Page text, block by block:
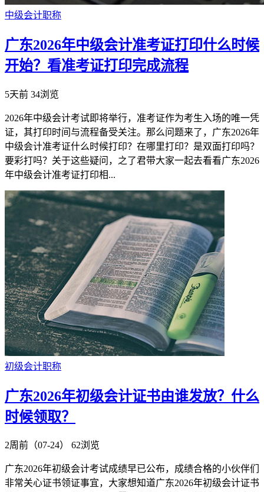
中级会计职称
广东2026年中级会计准考证打印什么时候
开始？看准考证打印完成流程
5天前 34浏览
2026年中级会计考试即将举行，准考证作为考生入场的唯一凭
证，其打印时间与流程备受关注。那么问题来了，广东2026年
中级会计准考证什么时候打印？在哪里打印？是双面打印吗？
要彩打吗？关于这些疑问，之了君带大家一起去看看广东2026
年中级会计准考证打印相...
初级会计职称
广东2026年初级会计证书由谁发放？什么
时候领取？
2周前（07-24） 62浏览
广东2026年初级会计考试成绩早已公布，成绩合格的小伙伴们
非常关心证书领证事宜，大家想知道广东2026年初级会计证书